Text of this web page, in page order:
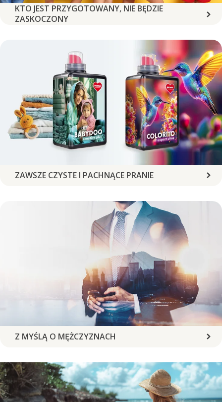
KTO JEST PRZYGOTOWANY, NIE BĘDZIE
ZASKOCZONY
ZAWSZE CZYSTE I PACHNĄCE PRANIE
Z MYŚLĄ O MĘŻCZYZNACH